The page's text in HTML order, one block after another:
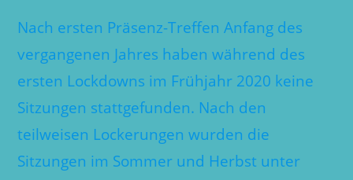
Nach ersten Präsenz-Treffen Anfang des
vergangenen Jahres haben während des
ersten Lockdowns im Frühjahr 2020 keine
Sitzungen stattgefunden. Nach den
teilweisen Lockerungen wurden die
Sitzungen im Sommer und Herbst unter